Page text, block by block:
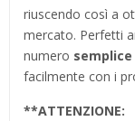
riuscendo così a
mercato. Perfetti
numero
facilmente con i
**ATTENZIONE: